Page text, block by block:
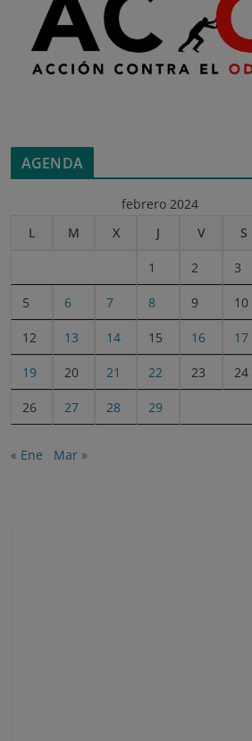
AGENDA
febrero 2024
L
M X J V S
1 2 3
5 6 7 8 9 10
12 13 14 15 16 17
19 20 21 22 23 24
26 27 28 29
« Ene Mar »